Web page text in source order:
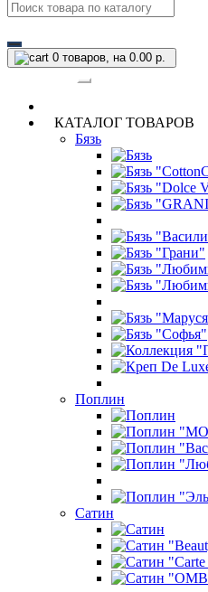
0 товаров, на 0.00 р.
КАТАЛОГ ТОВАРОВ
Бязь
Поплин
Сатин